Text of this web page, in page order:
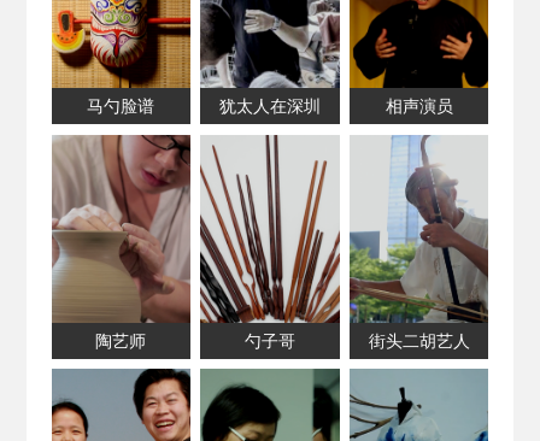
马勺脸谱 犹太人在深圳 相声演员
陶艺师 勺子哥 街头二胡艺人